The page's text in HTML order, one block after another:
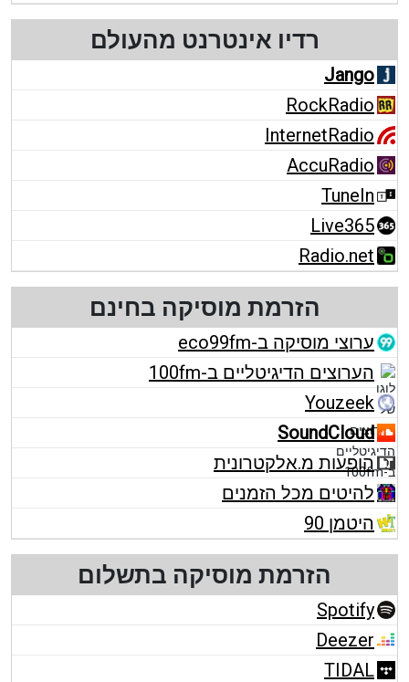
רדיו אינטרנט מהעולם
Jango
RockRadio
InternetRadio
AccuRadio
TuneIn
Live365
Radio.net
הזרמת מוסיקה בחינם
ערוצי מוסיקה ב-eco99fm
הערוצים הדיגיטליים ב-100fm
Youzeek
SoundCloud
הופעות מ.אלקטרונית
להיטים מכל הזמנים
היטמן 90
הזרמת מוסיקה בתשלום
Spotify
Deezer
TIDAL